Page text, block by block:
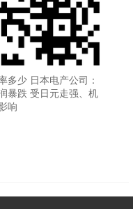
多少 日本电产公司：
暴跌 受日元走强、机
响